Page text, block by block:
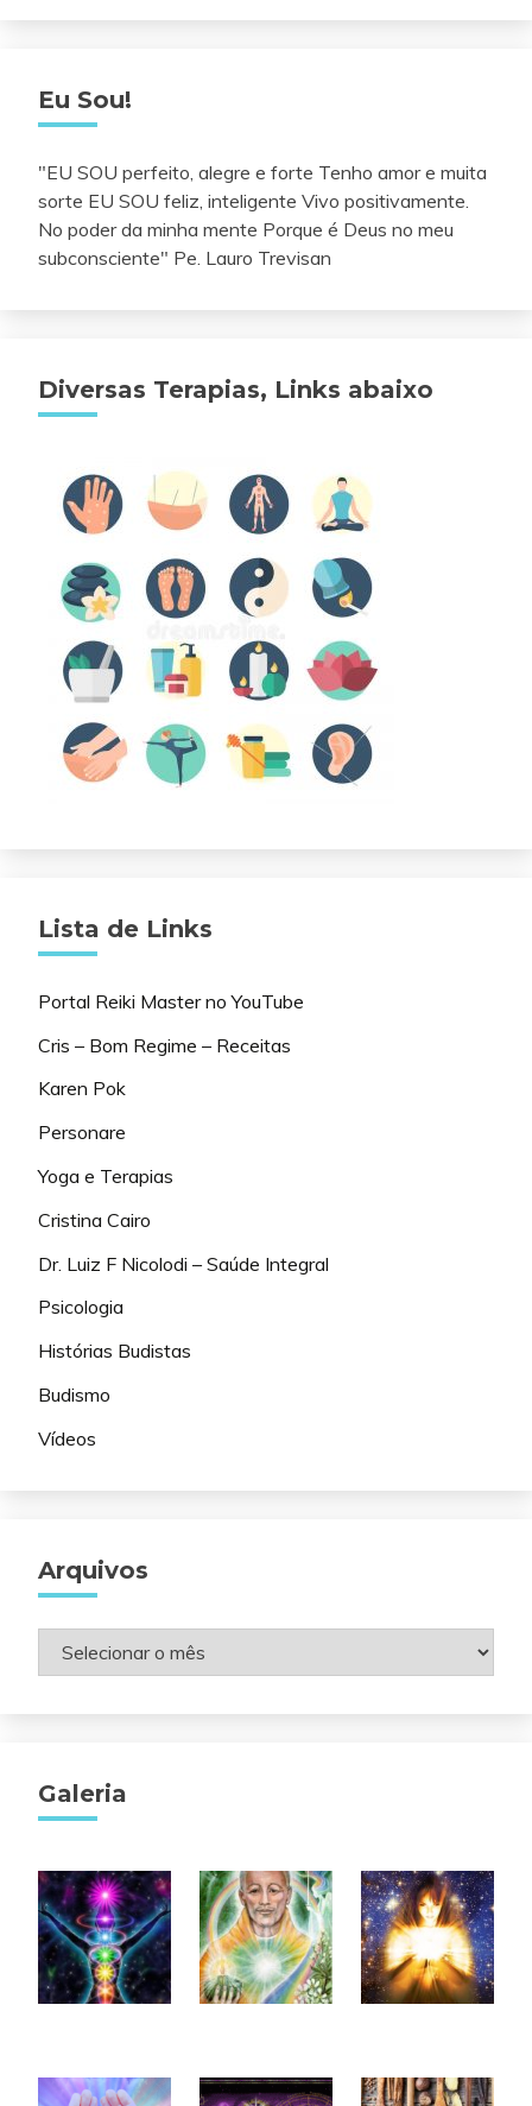
Eu Sou!
"EU SOU perfeito, alegre e forte Tenho amor e muita
sorte EU SOU feliz, inteligente Vivo positivamente.
No poder da minha mente Porque é Deus no meu
subconsciente" Pe. Lauro Trevisan
Diversas Terapias, Links abaixo
Lista de Links
Portal Reiki Master no YouTube
Cris – Bom Regime – Receitas
Karen Pok
Personare
Yoga e Terapias
Cristina Cairo
Dr. Luiz F Nicolodi – Saúde Integral
Psicologia
Histórias Budistas
Budismo
Vídeos
Arquivos
Arquivos
Galeria